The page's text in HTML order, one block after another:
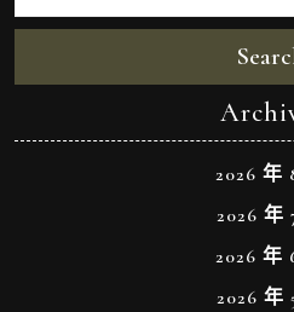
2026 年
2026 年
2026 年
2026 年